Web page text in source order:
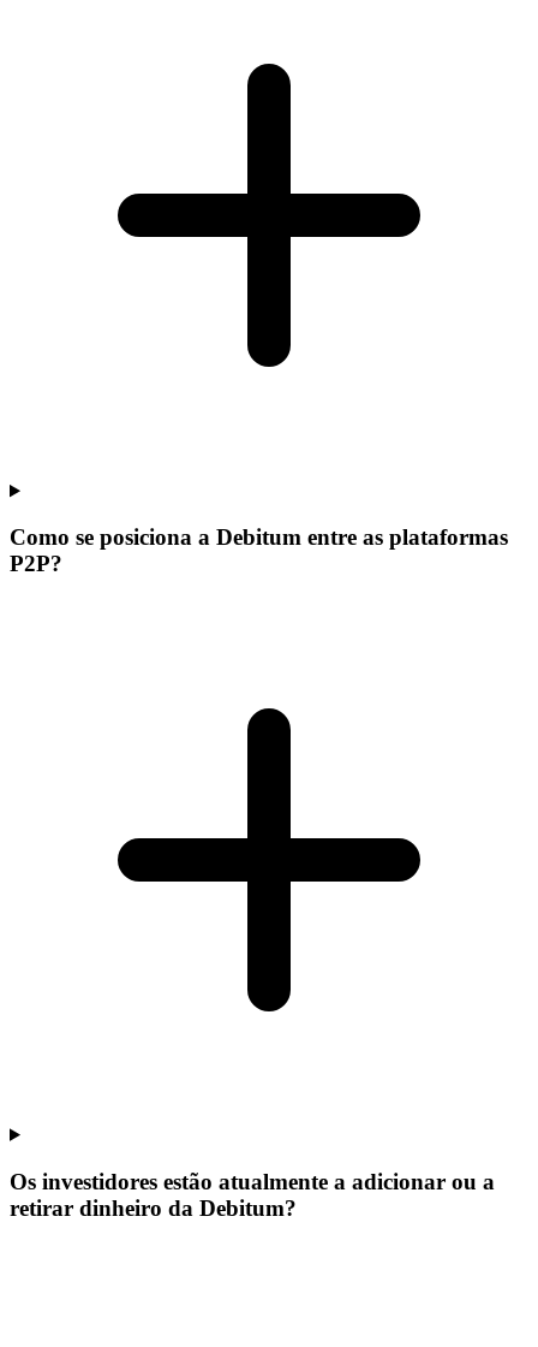
Como se posiciona a Debitum entre as plataformas
P2P?
Os investidores estão atualmente a adicionar ou a
retirar dinheiro da Debitum?